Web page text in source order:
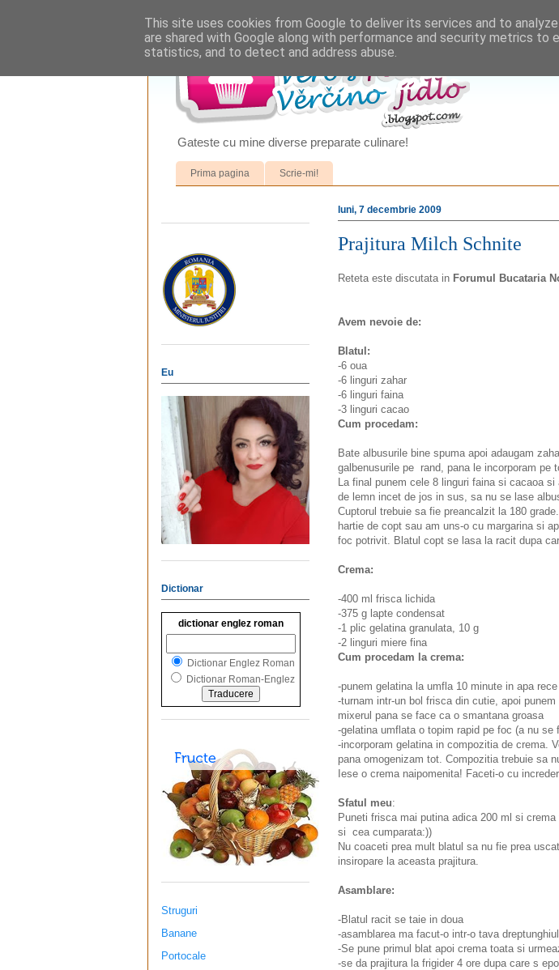
Gateste cu mine diverse preparate culinare!
Prima pagina Scrie-mi!
luni, 7 decembrie 2009
Prajitura Milch Schnite
Reteta este discutata in Forumul Bucataria
Avem nevoie de:
Blatul:
-6 oua
-6 linguri zahar
-6 linguri faina
-3 linguri cacao
Cum procedam:
Bate albusurile bine spuma apoi adaugam
galbenusurile pe rand, pana le incorporam pe
La final punem cele 8 linguri faina si cacaoa
de lemn incet de jos in sus, sa nu se lase
Cuptorul trebuie sa fie preancalzit la 180
hartie de copt sau am uns-o cu margarina si
foc potrivit. Blatul copt se lasa la racit dupa
Crema:
-400 ml frisca lichida
-375 g lapte condensat
-1 plic gelatina granulata, 10 g
-2 linguri miere fina
Cum procedam la crema:
-punem gelatina la umfla 10 minute in apa rece
-turnam intr-un bol frisca din cutie, apoi
mixerul pana se face ca o smantana groasa
-gelatina umflata o topim rapid pe foc (a nu se
-incorporam gelatina in compozitia de crema.
pana omogenizam tot. Compozitia trebuie sa
Iese o crema naipomenita! Faceti-o cu
Sfatul meu:
Puneti frisca mai putina adica 200 ml si
si cea cumparata:))
Nu coaceti prea mult blatul sa nu fie prea
insiropare la aceasta prajitura.
Asamblare:
-Blatul racit se taie in doua
-asamblarea ma facut-o intr-o tava
-Se pune primul blat apoi crema toata si
-se da prajitura la frigider 4 ore dupa care s
Eu
Dictionar
dictionar englez roman
Dictionar Englez Roman
Dictionar Roman-Englez
Struguri
Banane
Portocale
This site uses cookies from Google to deliver its services and to
are shared with Google along with performance and security metrics to
statistics, and to detect and address abuse.